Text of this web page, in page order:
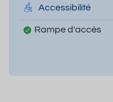
Accessibilité
Rampe d'accès